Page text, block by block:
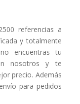
referencias a
y totalmente
encuentras tu
nosotros y te
precio. Además
para pedidos